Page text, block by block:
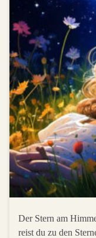
Der Stern am
reist du zu den